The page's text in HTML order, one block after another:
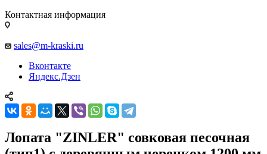
Контактная информация
sales@m-kraski.ru
Вконтакте
Яндекс.Дзен
Лопата "ZINLER" совковая песочная